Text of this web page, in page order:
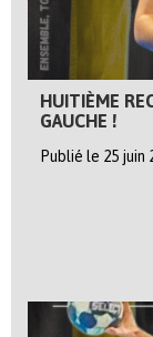
HUITIÈME
GAUCHE !
Publié le 25 juin